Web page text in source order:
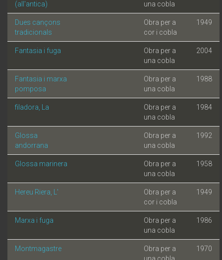
(all'antica) una cobla
Dues cançons
tradicionals
Obra per a
cor i cobla
1949
Fantasia i fuga
Obra per a
una cobla
2004
Fantasia i marxa
pomposa
Obra per a
una cobla
1988
filadora, La
Obra per a
una cobla
1984
Glossa
andorrana
Obra per a
una cobla
1992
Glossa marinera
Obra per a
una cobla
1958
Hereu Riera, L'
Obra per a
cor i cobla
1949
Marxa i fuga
Obra per a
una cobla
1986
Montmagastre
Obra per a
una cobla
1970